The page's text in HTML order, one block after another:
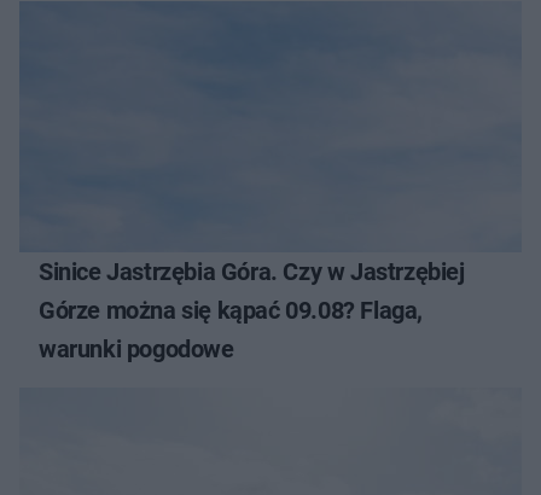
Sinice Jastrzębia Góra. Czy w Jastrzębiej
Górze można się kąpać 09.08? Flaga,
warunki pogodowe